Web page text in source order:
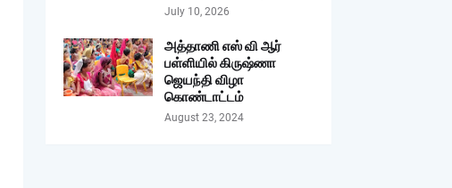
July 10, 2026
அத்தாணி எஸ் வி ஆர்
பள்ளியில் கிருஷ்ணா
ஜெயந்தி விழா
கொண்டாட்டம்
August 23, 2024